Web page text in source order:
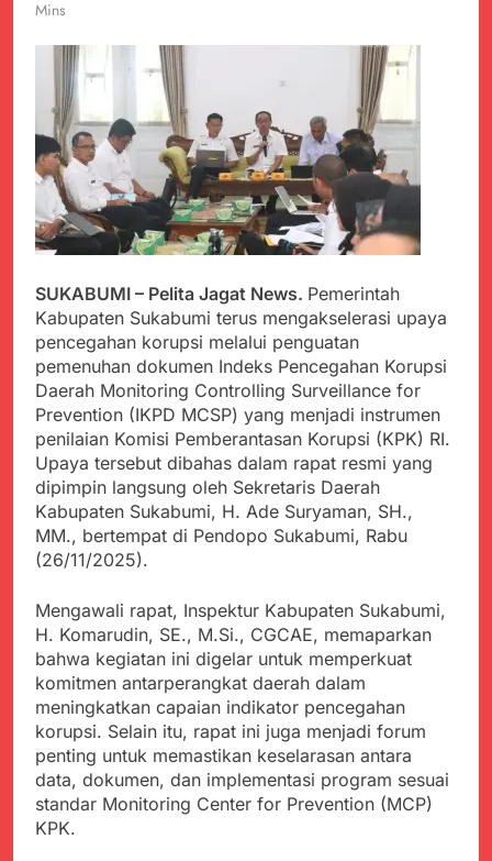
PENYELENGGARAAN
Terungkap Dalang
Pemasok BHP Alkes ke
Puskesmas se-
kabupaten Sukabumi
selama 7 Tahun.
Warga Tersenyum
Bahagia Saat Satgas
Yonif 310/KK Bagikan
Puluhan Pakaian
Juli 22, 2024
Diduga Kadinkes Kab.
Sukabumi terlibat
dalam pengadaan obat
akan kadaluarsa di
puskesmas.
Juli 22, 2024
ke Dinkes dan keseluruh
Puskesmas di Kab.
Sukabumi terkait
Dugaan beredar nya
Obat obatan Kadaluarsa
Juli 21, 2024
Polres Sumenep
Ungkap Kasus
Pencabulan Terhadap
Anak
Juli 21, 2024
Kisruh terkait Dugaan
Puskesmas beli obat
akan Kadaluarsa,Ketua
Komisi 4 DPRD
Kabupaten Sukabumi
Angkat Bicara
Juli 21, 2024
Perindah Gereja,
Satgas Yonif 310/KK
Lakukan Pengecatan
Dan Pembenahan
Juli 21, 2024
Dugaan pembelian obat
yang akan Kadaluarsa
oleh Puskesmas
Juli 21, 2024
Diduga Pembelian Obat
oleh Puskesmas di
Kab. Sukabumi yang
akan Kadaluarsa.
Juli 20, 2024
Tunjukan
Perhatiannya, Satgas
Yonif 310/KK Berikan
Bantuan Duka Cita
Juli 20, 2024
Polda Jabar Beberkan
Perkembangan
Mins
SUKABUMI – Pelita Jagat News. Pemerintah
Kabupaten Sukabumi terus mengakselerasi upaya
pencegahan korupsi melalui penguatan
pemenuhan dokumen Indeks Pencegahan Korupsi
Daerah Monitoring Controlling Surveillance for
Prevention (IKPD MCSP) yang menjadi instrumen
penilaian Komisi Pemberantasan Korupsi (KPK) RI.
Upaya tersebut dibahas dalam rapat resmi yang
dipimpin langsung oleh Sekretaris Daerah
Kabupaten Sukabumi, H. Ade Suryaman, SH.,
MM., bertempat di Pendopo Sukabumi, Rabu
(26/11/2025).
Mengawali rapat, Inspektur Kabupaten Sukabumi,
H. Komarudin, SE., M.Si., CGCAE, memaparkan
bahwa kegiatan ini digelar untuk memperkuat
komitmen antarperangkat daerah dalam
meningkatkan capaian indikator pencegahan
korupsi. Selain itu, rapat ini juga menjadi forum
penting untuk memastikan keselarasan antara
data, dokumen, dan implementasi program sesuai
standar Monitoring Center for Prevention (MCP)
KPK.